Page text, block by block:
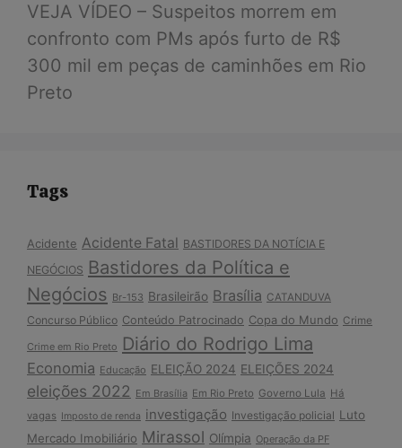
VEJA VÍDEO – Suspeitos morrem em
confronto com PMs após furto de R$
300 mil em peças de caminhões em Rio
Preto
Tags
Acidente Acidente Fatal BASTIDORES DA NOTÍCIA E
NEGÓCIOS Bastidores da Política e
Negócios Br-153 Brasileirão Brasília CATANDUVA
Concurso Público Conteúdo Patrocinado Copa do Mundo Crime
Crime em Rio Preto Diário do Rodrigo Lima
Economia Educação ELEIÇÃO 2024 ELEIÇÕES 2024
eleições 2022 Em Brasília Em Rio Preto Governo Lula Há
vagas
Imposto de renda investigação Investigação policial Luto
Mercado Imobiliário Mirassol Olímpia Operação da PF